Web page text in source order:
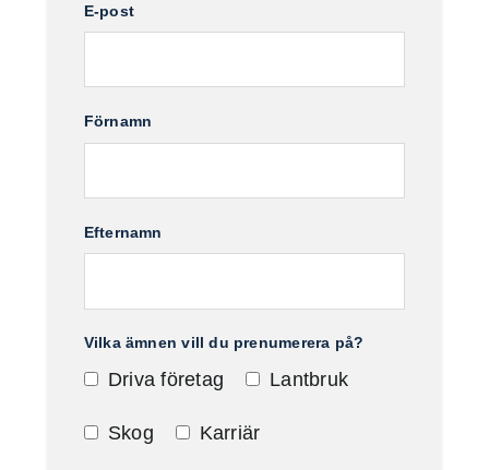
E-post
Förnamn
Efternamn
Vilka ämnen vill du prenumerera på?
Driva företag Lantbruk
Skog Karriär